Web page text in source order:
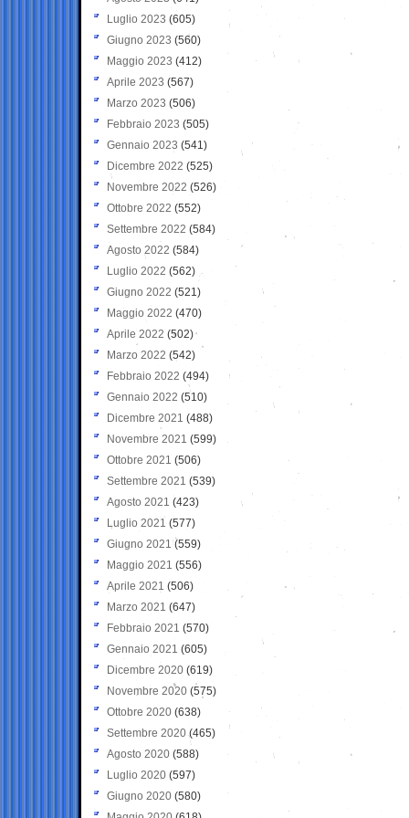
Luglio 2023 (605)
Giugno 2023 (560)
Maggio 2023 (412)
Aprile 2023 (567)
Marzo 2023 (506)
Febbraio 2023 (505)
Gennaio 2023 (541)
Dicembre 2022 (525)
Novembre 2022 (526)
Ottobre 2022 (552)
Settembre 2022 (584)
Agosto 2022 (584)
Luglio 2022 (562)
Giugno 2022 (521)
Maggio 2022 (470)
Aprile 2022 (502)
Marzo 2022 (542)
Febbraio 2022 (494)
Gennaio 2022 (510)
Dicembre 2021 (488)
Novembre 2021 (599)
Ottobre 2021 (506)
Settembre 2021 (539)
Agosto 2021 (423)
Luglio 2021 (577)
Giugno 2021(559)
Maggio 2021 (556)
Aprile 2021 (506)
Marzo 2021 (647)
Febbraio 2021 (570)
Gennaio 2021 (605)
Dicembre 2020 (619)
Novembre 2020 (575)
Ottobre 2020 (638)
Settembre 2020(465)
Agosto 2020 (588)
Luglio 2020 (597)
Giugno 2020 (580)